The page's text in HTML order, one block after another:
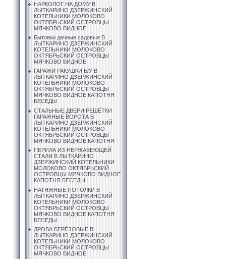
НАРКОЛОГ НА ДОМУ В
ЛЫТКАРИНО ДЗЕРЖИНСКИЙ
КОТЕЛЬНИКИ МОЛОКОВО
ОКТЯБРЬСКИЙ ОСТРОВЦЫ
МЯЧКОВО ВИДНОЕ
Бытовки дачные садовые В
ЛЫТКАРИНО ДЗЕРЖИНСКИЙ
КОТЕЛЬНИКИ МОЛОКОВО
ОКТЯБРЬСКИЙ ОСТРОВЦЫ
МЯЧКОВО ВИДНОЕ
ГАРАЖИ РАКУШКИ Б/У В
ЛЫТКАРИНО ДЗЕРЖИНСКИЙ
КОТЕЛЬНИКИ МОЛОКОВО
ОКТЯБРЬСКИЙ ОСТРОВЦЫ
МЯЧКОВО ВИДНОЕ КАПОТНЯ
БЕСЕДЫ
СТАЛЬНЫЕ ДВЕРИ РЕШЁТКИ
ГАРАЖНЫЕ ВОРОТА В
ЛЫТКАРИНО ДЗЕРЖИНСКИЙ
КОТЕЛЬНИКИ МОЛОКОВО
ОКТЯБРЬСКИЙ ОСТРОВЦЫ
МЯЧКОВО ВИДНОЕ КАПОТНЯ
ПЕРИЛА ИЗ НЕРЖАВЕЮЩЕЙ
СТАЛИ В ЛЫТКАРИНО
ДЗЕРЖИНСКИЙ КОТЕЛЬНИКИ
МОЛОКОВО ОКТЯБРЬСКИЙ
ОСТРОВЦЫ МЯЧКОВО ВИДНОЕ
КАПОТНЯ БЕСЕДЫ
НАТЯЖНЫЕ ПОТОЛКИ В
ЛЫТКАРИНО ДЗЕРЖИНСКИЙ
КОТЕЛЬНИКИ МОЛОКОВО
ОКТЯБРЬСКИЙ ОСТРОВЦЫ
МЯЧКОВО ВИДНОЕ КАПОТНЯ
БЕСЕДЫ
ДРОВА БЕРЁЗОВЫЕ В
ЛЫТКАРИНО ДЗЕРЖИНСКИЙ
КОТЕЛЬНИКИ МОЛОКОВО
ОКТЯБРЬСКИЙ ОСТРОВЦЫ
МЯЧКОВО ВИДНОЕ